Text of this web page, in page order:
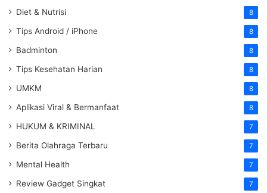
Diet & Nutrisi 8
Tips Android / iPhone 8
Badminton 8
Tips Kesehatan Harian 8
UMKM 8
Aplikasi Viral & Bermanfaat 8
HUKUM & KRIMINAL 7
Berita Olahraga Terbaru 7
Mental Health 7
Review Gadget Singkat 7